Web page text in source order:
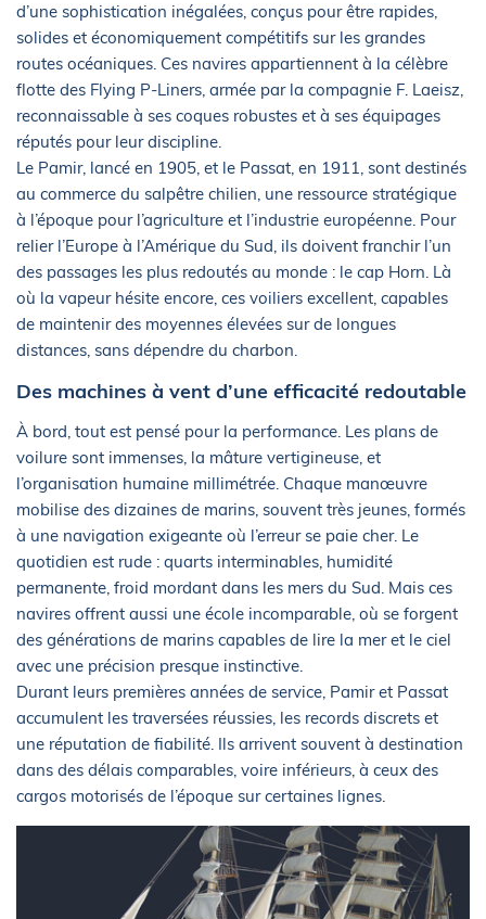
d’une sophistication inégalées, conçus pour être rapides,
solides et économiquement compétitifs sur les grandes
routes océaniques. Ces navires appartiennent à la célèbre
flotte des Flying P-Liners, armée par la compagnie F. Laeisz,
reconnaissable à ses coques robustes et à ses équipages
réputés pour leur discipline.
Le Pamir, lancé en 1905, et le Passat, en 1911, sont destinés
au commerce du salpêtre chilien, une ressource stratégique
à l’époque pour l’agriculture et l’industrie européenne. Pour
relier l’Europe à l’Amérique du Sud, ils doivent franchir l’un
des passages les plus redoutés au monde : le cap Horn. Là
où la vapeur hésite encore, ces voiliers excellent, capables
de maintenir des moyennes élevées sur de longues
distances, sans dépendre du charbon.
Des machines à vent d’une efficacité redoutable
À bord, tout est pensé pour la performance. Les plans de
voilure sont immenses, la mâture vertigineuse, et
l’organisation humaine millimétrée. Chaque manœuvre
mobilise des dizaines de marins, souvent très jeunes, formés
à une navigation exigeante où l’erreur se paie cher. Le
quotidien est rude : quarts interminables, humidité
permanente, froid mordant dans les mers du Sud. Mais ces
navires offrent aussi une école incomparable, où se forgent
des générations de marins capables de lire la mer et le ciel
avec une précision presque instinctive.
Durant leurs premières années de service, Pamir et Passat
accumulent les traversées réussies, les records discrets et
une réputation de fiabilité. Ils arrivent souvent à destination
dans des délais comparables, voire inférieurs, à ceux des
cargos motorisés de l’époque sur certaines lignes.